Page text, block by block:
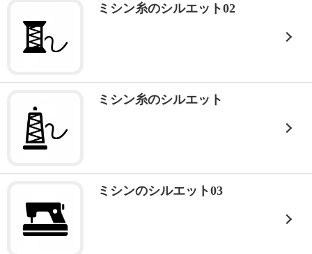
ミシン糸のシルエット02
ミシン糸のシルエット
ミシンのシルエット03